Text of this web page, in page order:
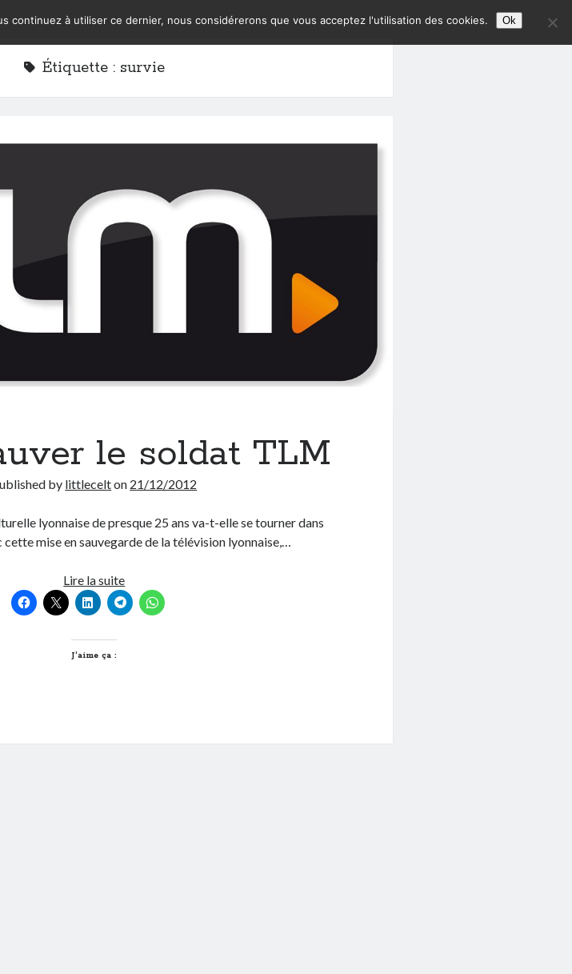
Étiquette : survie
le soldat TLM
by littlecelton 21/12/2012
lyonnaise de presque 25 ans va-t-elle se tourner dans
cette mise en sauvegarde de la télévision lyonnaise,…
Lire la suiteIl
faut
sauver
J’aime ça :
à utiliser ce dernier, nous considérerons que vous acceptez l'utilisation des cookies. Ok